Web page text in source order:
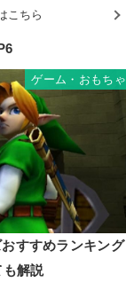
こちら
ゲーム・おもちゃ
すすめランキング
も解説